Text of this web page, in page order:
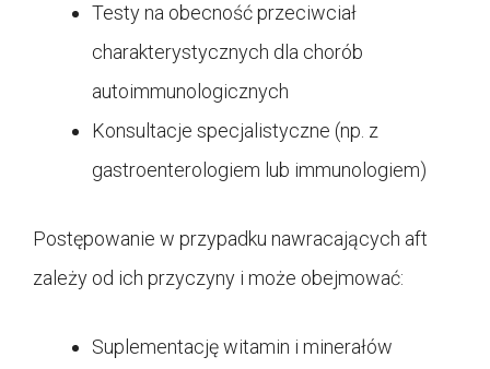
Testy na obecność przeciwciał
charakterystycznych dla chorób
autoimmunologicznych
Konsultacje specjalistyczne (np. z
gastroenterologiem lub immunologiem)
Postępowanie w przypadku nawracających aft
zależy od ich przyczyny i może obejmować:
Suplementację witamin i minerałów